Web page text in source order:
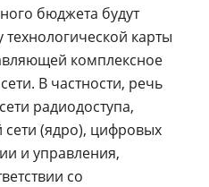
бюджета будут
карты
комплексное
В частности, речь
радиодоступа,
(ядро), цифровых
и управления,
со